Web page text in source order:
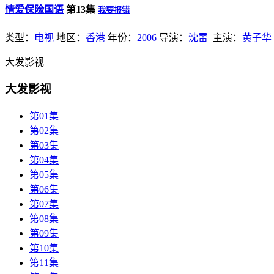
情爱保险国语 第13集 我要报错
类型： 电视 地区： 香港 年份： 2006 导演： 沈雷 主演： 黄子华
大发影视
大发影视
第01集
第02集
第03集
第04集
第05集
第06集
第07集
第08集
第09集
第10集
第11集